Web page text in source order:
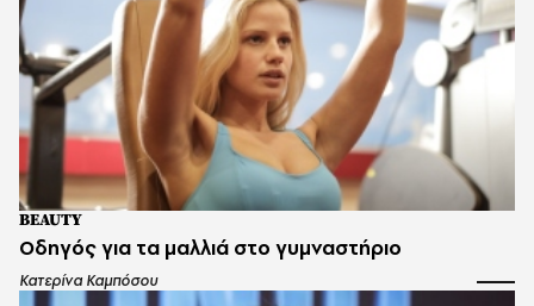
BEAUTY
Οδηγός για τα μαλλιά στο γυμναστήριο
Κατερίνα Καμπόσου